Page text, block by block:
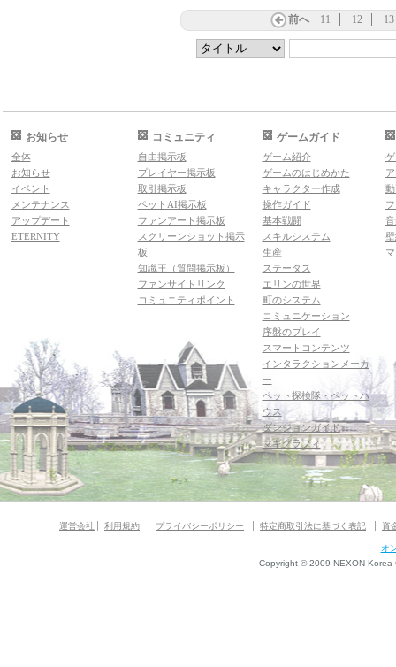
前へ 11 12 13
お知らせ
全体
お知らせ
イベント
メンテナンス
アップデート
ETERNITY
コミュニティ
自由掲示板
プレイヤー掲示板
取引掲示板
ペットAI掲示板
ファンアート掲示板
スクリーンショット掲示
板
知識王（質問掲示板）
ファンサイトリンク
コミュニティポイント
ゲームガイド
ゲーム紹介
ゲームのはじめかた
キャラクター作成
操作ガイド
基本戦闘
スキルシステム
生産
ステータス
エリンの世界
町のシステム
コミュニケーション
序盤のプレイ
スマートコンテンツ
インタラクションメーカ
ー
ペット探検隊・ペットハ
ウス
ダンジョンガイド
マギグラフィ
運営会社 利用規約 プライバシーポリシー 特定商取引法に基づく表記 資
オ
Copyright © 2009 NEXON Korea